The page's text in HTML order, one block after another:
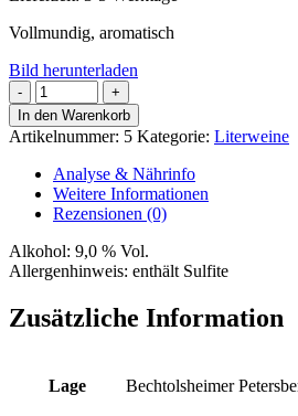
Vollmundig, aromatisch
Bild herunterladen
Kabinett-
Cuvée
Menge
In den Warenkorb
Artikelnummer: 5 Kategorie: Literweine
Analyse & Nährinfo
Weitere Informationen
Rezensionen (0)
Alkohol: 9,0 % Vol.
Allergenhinweis: enthält Sulfite
Zusätzliche Information
Lage Bechtolsheimer